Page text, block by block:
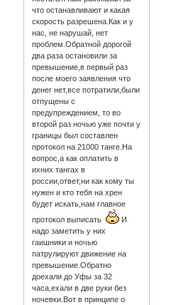
что останавливают и какая
скорость разрешена.Как и у
нас, не нарушай, нет
проблем.Обратной дорогой
два раза остановили за
превышение,в первый раз
после моего заявления что
денег нет,все потратили,были
отпущены с
предупреждением, то во
второй раз ночью уже почти у
границы был составлен
протокол на 21000 танге.На
вопрос,а как оплатить в
ихних тангах в
россии,ответ,ни как кому ты
нужен и кто тебя на хрен
будет искать,нам главное
протокол выписать
И
надо заметить у них
гаишники и ночью
патрулируют движение на
превышение.Обратно
доехали до Уфы за 32
часа,ехали в две руки без
ночевки.Вот в принципе о